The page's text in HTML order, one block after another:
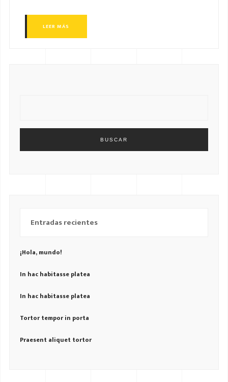
LEER MÁS
BUSCAR
Entradas recientes
¡Hola, mundo!
In hac habitasse platea
In hac habitasse platea
Tortor tempor in porta
Praesent aliquet tortor